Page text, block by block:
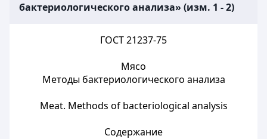
бактериологического анализа» (изм. 1 - 2)
ГОСТ 21237-75
Мясо
Методы бактериологического анализа
Meat. Methods of bacteriological analysis
Содержание